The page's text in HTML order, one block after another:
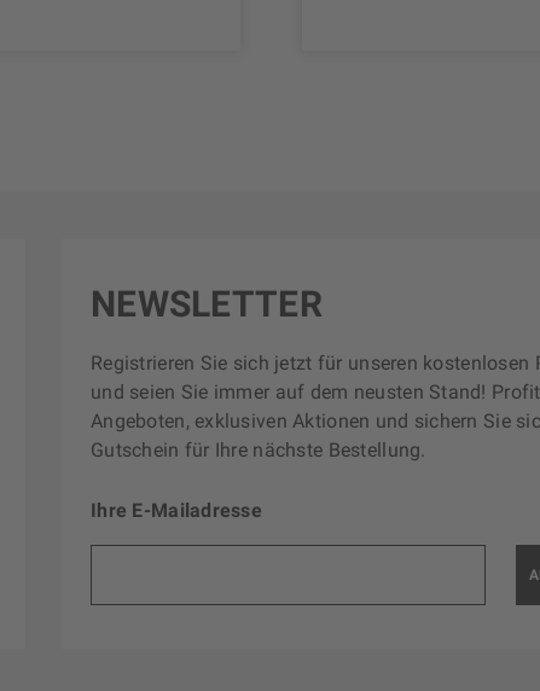
NEWSLETTER
Registrieren Sie sich jetzt für unseren kostenlosen
und seien Sie immer auf dem neusten Stand!
Angeboten, exklusiven Aktionen und sichern Sie
Gutschein für Ihre nächste Bestellung.
Ihre E-Mailadresse